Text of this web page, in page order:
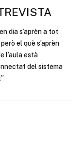
dia s’aprèn a tot
el què s’aprèn
l’aula està
del sistema